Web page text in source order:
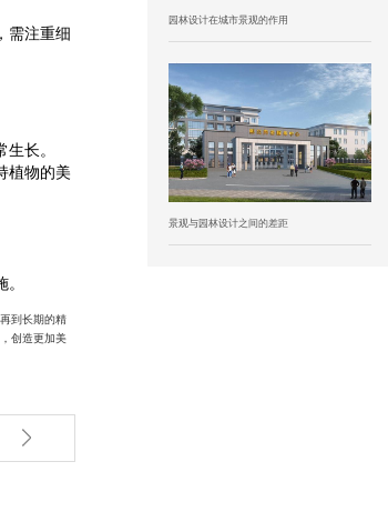
需注重细
长。
植物的美
到长期的精
创造更加美
园林设计在城市景观的作用
景观与园林设计之间的差距